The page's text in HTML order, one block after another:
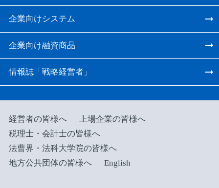
企業向けシステム
企業向け融資商品
情報誌「戦略経営者」
経営者の皆様へ
上場企業の皆様へ
税理士・会計士の皆様へ
法曹界・法科大学院の皆様へ
地方公共団体の皆様へ
English